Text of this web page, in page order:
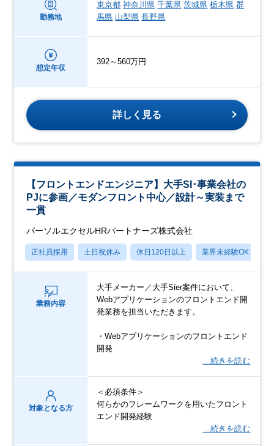
勤務地
東京都 神奈川県 千葉県 茨城県 栃木県 群
馬県 山梨県 長野県
想定年収
392～560万円
詳しく見る
【フロントエンドエンジニア】大手SI･事業会社の
PJに参画／モダンフロント中心／設計～実装まで
一貫
パーソルエクセルHRパートナーズ株式会社
正社員採用 土日祝休み 休日120日以上 業界未経験OK
業務内容
大手メーカー／大手Sier案件において、
Webアプリケーションのフロントエンド開
発業務を担当いただきます。
・Webアプリケーションのフロントエンド
開発
…続きを読む
対象となる方
＜必須条件＞
何らかのフレームワークを用いたフロント
エンド開発経験
…続きを読む